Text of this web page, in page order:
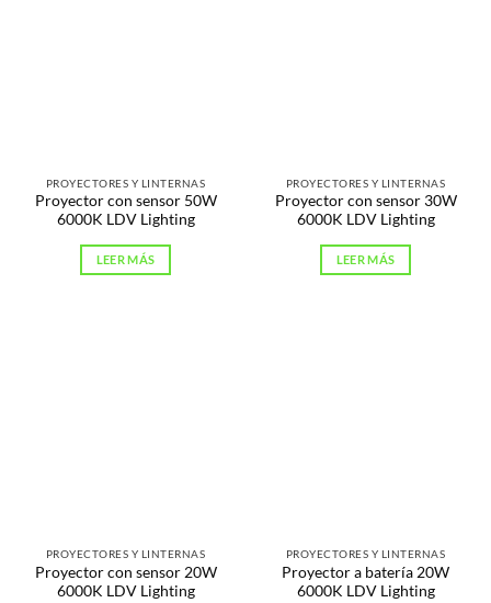
PROYECTORES Y LINTERNAS
Proyector con sensor 50W
6000K LDV Lighting
LEER MÁS
PROYECTORES Y LINTERNAS
Proyector con sensor 30W
6000K LDV Lighting
LEER MÁS
PROYECTORES Y LINTERNAS
Proyector con sensor 20W
6000K LDV Lighting
PROYECTORES Y LINTERNAS
Proyector a batería 20W
6000K LDV Lighting